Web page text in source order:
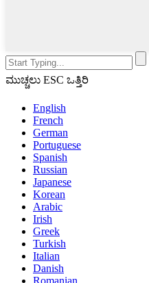
ಮುಚ್ಚಲು ESC ಒತ್ತಿರಿ
English
French
German
Portuguese
Spanish
Russian
Japanese
Korean
Arabic
Irish
Greek
Turkish
Italian
Danish
Romanian